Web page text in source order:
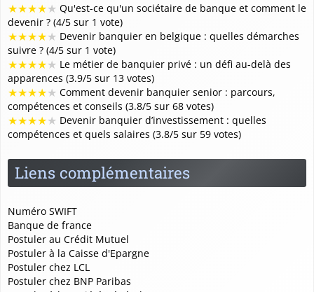
★★★★★ Qu'est-ce qu'un sociétaire de banque et comment le
devenir ? (4/5 sur 1 vote)
★★★★★ Devenir banquier en belgique : quelles démarches
suivre ? (4/5 sur 1 vote)
★★★★★ Le métier de banquier privé : un défi au-delà des
apparences (3.9/5 sur 13 votes)
★★★★★ Comment devenir banquier senior : parcours,
compétences et conseils (3.8/5 sur 68 votes)
★★★★★ Devenir banquier d’investissement : quelles
compétences et quels salaires (3.8/5 sur 59 votes)
Liens complémentaires
Numéro SWIFT
Banque de france
Postuler au Crédit Mutuel
Postuler à la Caisse d'Epargne
Postuler chez LCL
Postuler chez BNP Paribas